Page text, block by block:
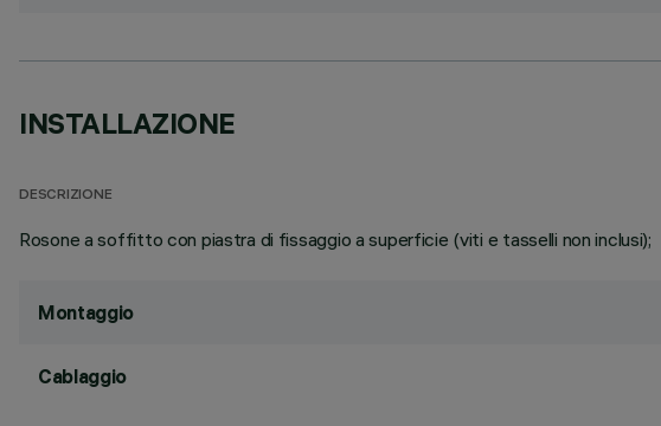
INSTALLAZIONE
DESCRIZIONE
Rosone a soffitto con piastra di fissaggio a superficie (viti e tasselli non inclusi);
Montaggio
Cablaggio